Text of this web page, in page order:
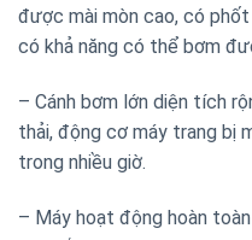
được mài mòn cao, có
có khả năng có thể bơm
– Cánh bơm lớn diện tích
thải, động cơ máy trang bị
trong nhiều giờ.
– Máy hoạt động hoàn